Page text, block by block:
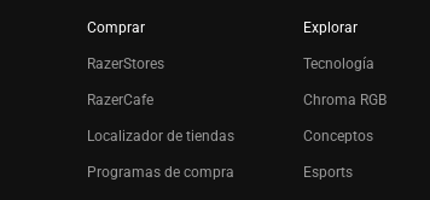
Comprar
RazerStores
RazerCafe
Localizador de tiendas
Programas de compra
Explorar
Tecnología
Chroma RGB
Conceptos
Esports